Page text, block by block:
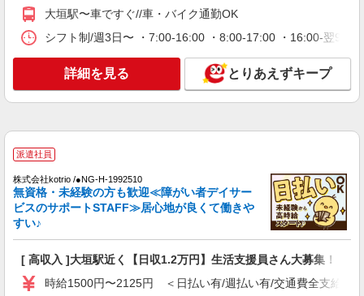
時給1500円〜2125円 ＜日払い有/週払い有/交
通費全支給(ガソリン代含む)＞
大垣市
キープ 詳細を見る
株式会社kotrio /●NG-H-2030710
時給1500円〜2125円 ＜日払い有/週払い有/交
通費全支給(ガソリン代含む)＞
キープ 詳細を見る
大垣駅〜車ですぐ//車・バイク通勤OK
シフト制/週3日〜 ・7:00-16:00 ・8:00-17:00 ・16:00-翌
詳細を見る とりあえずキープ
派遣社員
株式会社kotrio /●NG-H-1992510
無資格・未経験の方も歓迎≪障がい者デイサー
ビスのサポートSTAFF≫居心地が良くて働きや
すい♪
[ 高収入 ]大垣駅近く【日収1.2万円】生活支援員さん大募集！
時給1500円〜2125円 ＜日払い有/週払い有/交通費全支給(ガ